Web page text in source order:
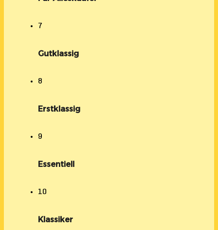
7
Gutklassig
8
Erstklassig
9
Essentiell
10
Klassiker